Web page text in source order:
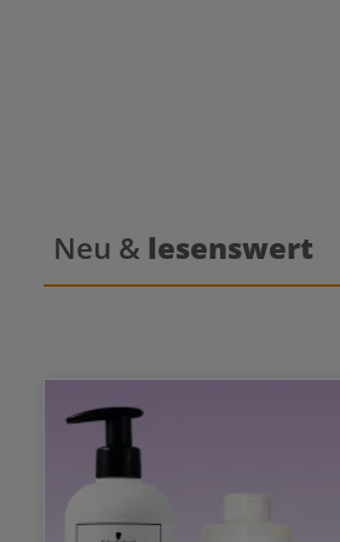
Neu & lesenswert